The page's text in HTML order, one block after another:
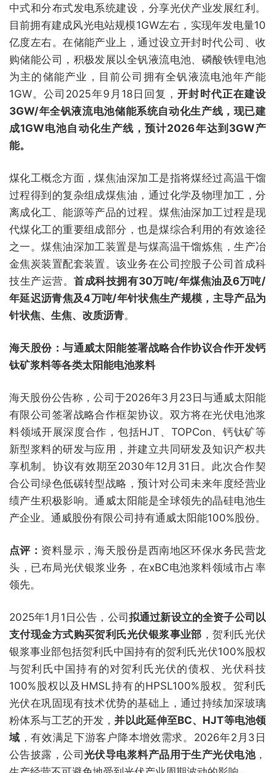
中式和分布式发电系统建设，分享光伏产业发展红利。
目前拥有建成风光电站规模1GW左右，实现年发电量10
亿度左右。在储能产业上，通过设立开封时代公司、收
购储能公司，积极发展以全钒液流电池、磷酸铁锂电池
为主的储能产业，目前公司拥有全钒液流电池年产能
1GW。公司2025年9月18日回复，开封时代正在建设
3GW/年全钒液流电池储能系统自动化生产线，现已建
成1GW电池自动化生产线，预计2026年达到3GW产
能。
煤化工概念方面，煤焦油深加工是指将煤经过高温干馏
过程得到的复杂组成煤焦油，通过化学及物理加工，分
离成化工、能源等产品的过程。煤焦油深加工过程是现
代煤化工的重要组成部分，也是煤综合利用的有效途径
之一。煤焦油深加工装置是与煤高温干馏炼焦，生产冶
金焦炭装置配套装置。该业务在公司控股子公司首成科
技生产运营。首成科技拥有30万吨/年煤焦油及6万吨/
年延迟沥青焦及4万吨/年针状焦生产规模，主导产品为
针状焦、生焦、改质沥青。
海天股份：与通威太阳能签署战略合作协议合作开发钙
钛矿浆料等各类太阳能电池浆料
海天股份公告称，公司于2026年3月23日与通威太阳能
有限公司签署战略合作框架协议。双方将在光伏电池浆
料领域开展深度合作，包括HJT、TOPCon、钙钛矿等
新型浆料的研发与应用，并建立共同研发及知识产权共
享机制。协议有效期至2030年12月31日。此次合作契
合公司绿色低碳转型战略，预计对公司未来年度经营业
绩产生积极影响。通威太阳能是全球领先的晶硅电池生
产企业。通威股份有限公司持有通威太阳能100%股份。
点评： 资料显示，海天股份是西南地区环保水务民营龙
头，已布局光伏银浆业务，在xBC电池浆料领域市占率
领先。
2025年1月1日公告，公司 拟通过新设立的全资子公司以
支付现金方式购买贺利氏光伏银浆事业部 ，贺利氏光伏
银浆事业部包括贺利氏中国持有的贺利氏光伏100%股权
与贺利氏中国持有的对贺利氏光伏的债权、光伏科技
100%股权以及HMSL持有的HPSL100%股权。贺利氏
光伏在巩固现有技术优势的基础上，通过持续加深玻璃
粉体系与工艺的开发，并以此延伸至BC、HJT等电池领
域 ，有效满足下游客户降本增效需求。2026年2月3日
公告披露，公司光伏导电浆料产品用于生产光伏电池，